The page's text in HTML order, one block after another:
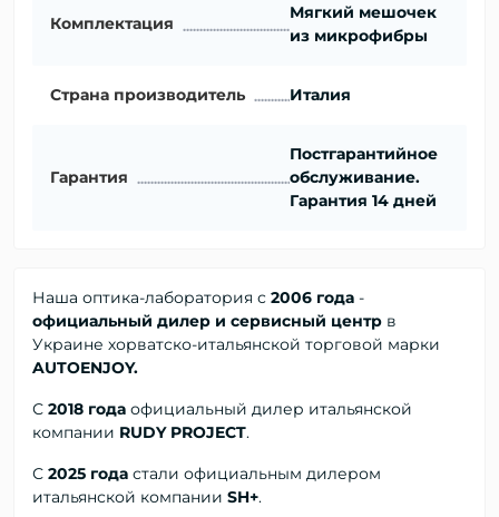
Комплектация
Мягкий мешочек
из микрофибры
Страна производитель Италия
Гарантия
Постгарантийное
обслуживание.
Гарантия 14 дней
Наша оптика-лаборатория с 2006 года -
официальный дилер и сервисный центр в
Украине хорватско-итальянской торговой марки
AUTOENJOY.
С 2018 года официальный дилер итальянской
компании RUDY PROJECT.
С 2025 года стали официальным дилером
итальянской компании SH+.